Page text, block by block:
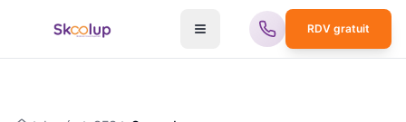
RDV gratuit